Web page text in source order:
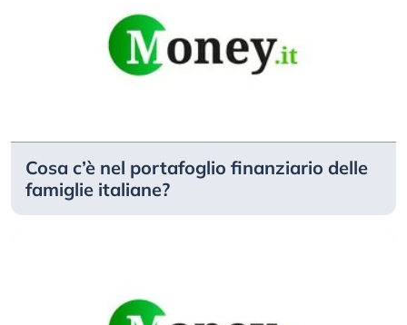
Cosa c’è nel portafoglio finanziario delle
famiglie italiane?